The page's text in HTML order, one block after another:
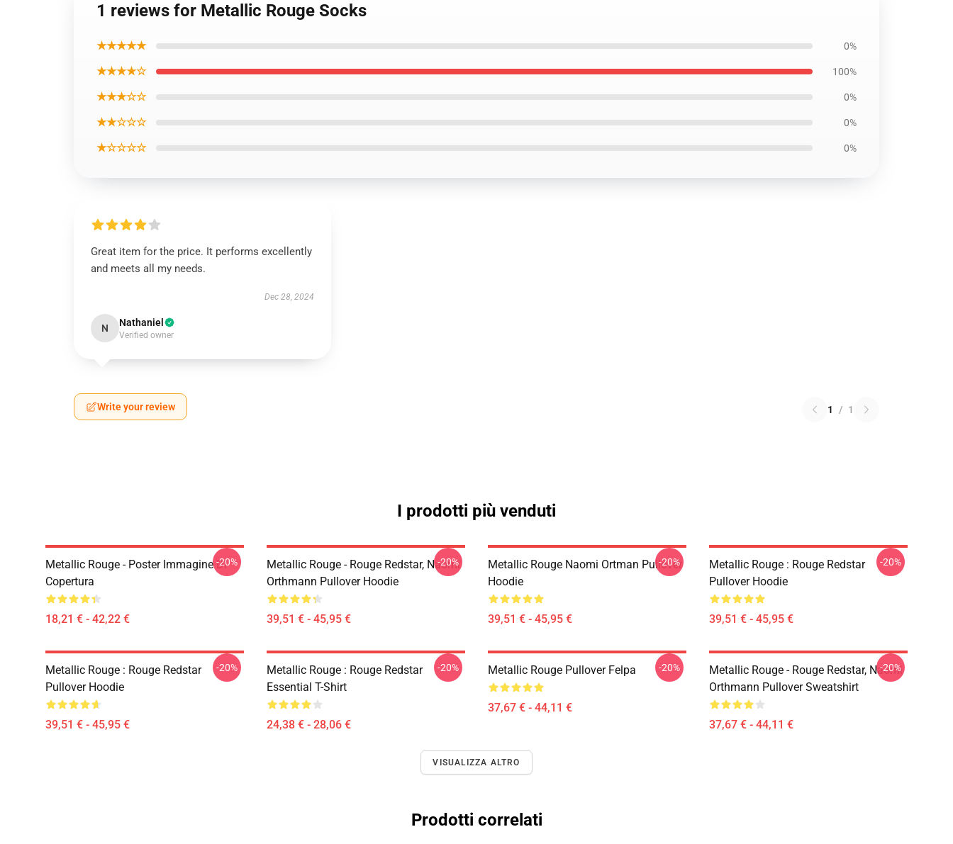
1 reviews for Metallic Rouge Socks
★★★★★ 0%
★★★★☆ 100%
★★★☆☆ 0%
★★☆☆☆ 0%
★☆☆☆☆ 0%
Great item for the price. It performs excellently
and meets all my needs.
Dec 28, 2024
N Nathaniel
Verified owner
Write your review 1 / 1
I prodotti più venduti
Metallic Rouge - Poster Immagine Di
Copertura
18,21 € - 42,22 €
-20%
Metallic Rouge - Rouge Redstar, Naomi
Orthmann Pullover Hoodie
39,51 € - 45,95 €
-20%
Metallic Rouge Naomi Ortman Pullover
Hoodie
39,51 € - 45,95 €
-20%
Metallic Rouge : Rouge Redstar
Pullover Hoodie
39,51 € - 45,95 €
-20%
Metallic Rouge : Rouge Redstar
Pullover Hoodie
39,51 € - 45,95 €
-20%
Metallic Rouge : Rouge Redstar
Essential T-Shirt
24,38 € - 28,06 €
-20% Metallic Rouge Pullover Felpa
37,67 € - 44,11 €
-20%
Metallic Rouge - Rouge Redstar, Naomi
Orthmann Pullover Sweatshirt
37,67 € - 44,11 €
-20%
VISUALIZZA ALTRO
Prodotti correlati